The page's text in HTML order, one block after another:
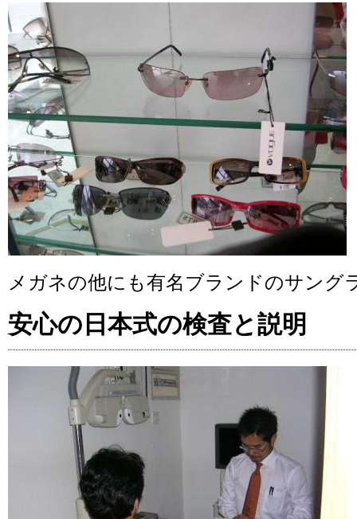
メガネの他にも有名ブランドのサング
安心の日本式の検査と説明